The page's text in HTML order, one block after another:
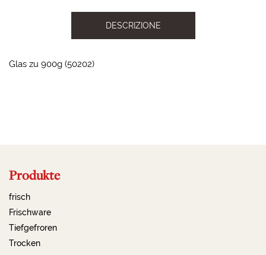
DESCRIZIONE
Glas zu 900g (50202)
Produkte
frisch
Frischware
Tiefgefroren
Trocken